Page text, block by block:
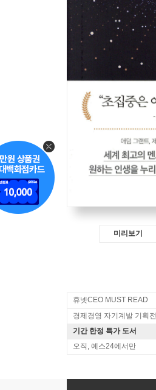
미리보기
휴넷CEO MUST READ
경제경영 자기계발 기획전
기간 한정 특가 도서
오직, 예스24에서만